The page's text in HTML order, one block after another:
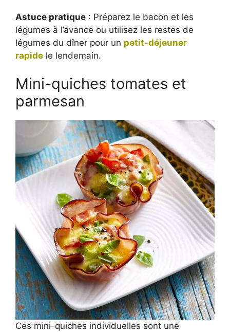
Astuce pratique : Préparez le bacon et les
légumes à l’avance ou utilisez les restes de
légumes du dîner pour un petit-déjeuner
rapide le lendemain.
Mini-quiches tomates et
parmesan
Ces mini-quiches individuelles sont une